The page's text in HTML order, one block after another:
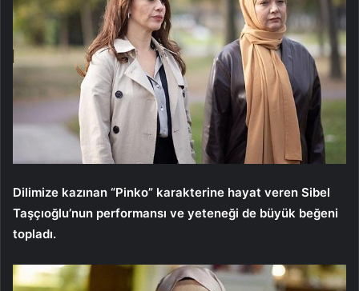
Dilimize kazınan “Pinko” karakterine hayat veren Sibel
Taşçıoğlu’nun performansı ve yeteneği de büyük beğeni
topladı.